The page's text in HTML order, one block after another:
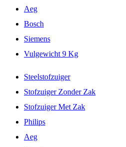
Aeg
Bosch
Siemens
Vulgewicht 9 Kg
Steelstofzuiger
Stofzuiger Zonder Zak
Stofzuiger Met Zak
Philips
Aeg